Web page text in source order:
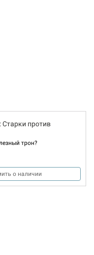
Старки против
трон?
о наличии